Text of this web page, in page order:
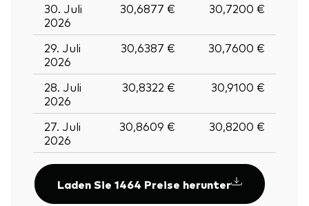
30. Juli
2026
30,6877 € 30,7200 €
29. Juli
2026
30,6387 € 30,7600 €
28. Juli
2026
30,8322 € 30,9100 €
27. Juli
2026
30,8609 € 30,8200 €
Laden Sie 1464 Preise herunter